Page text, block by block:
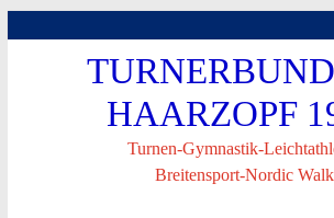
HAARZOPF
Turnen-Gymnastik-
Breitensport-Nordic